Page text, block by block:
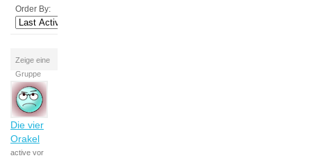
Order By:
Zeige eine
Gruppe
Die vier
Orakel
active vor